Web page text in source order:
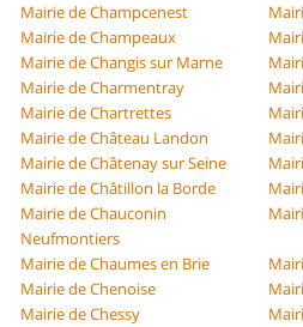
Mairie de Champcenest
Mairie de Champeaux
Mairie de Changis sur Marne
Mairie de Charmentray
Mairie de Chartrettes
Mairie de Château Landon
Mairie de Châtenay sur Seine
Mairie de Châtillon la Borde
Mairie de Chauconin
Neufmontiers
Mairie de Chaumes en Brie
Mairie de Chenoise
Mairie de Chessy